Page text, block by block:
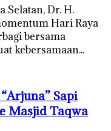
Selatan, Dr. H.
Hari Raya
bersama
kebersamaan...
Sapi
Masjid Taqwa